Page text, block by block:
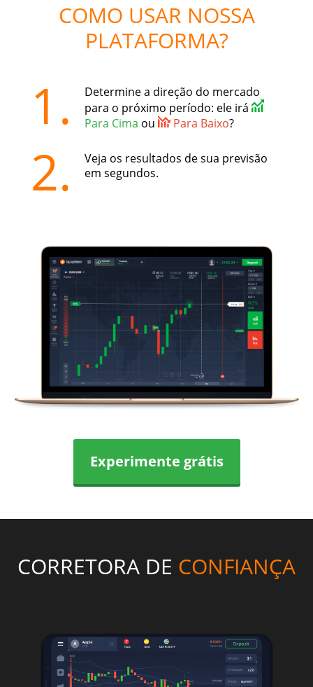
COMO USAR NOSSA
PLATAFORMA?
1.
Determine a direção do mercado
para o próximo período: ele irá
Para Cima ou Para Baixo?
2.
Veja os resultados de sua previsão
em segundos.
Experimente grátis
CORRETORA DE CONFIANÇA